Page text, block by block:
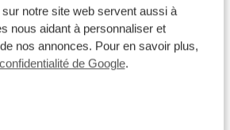
notre site web servent aussi à
nous aidant à personnaliser et
nos annonces. Pour en savoir plus,
de Google.